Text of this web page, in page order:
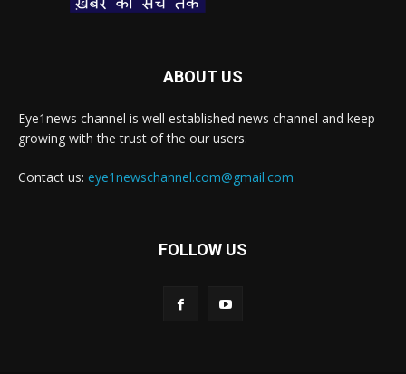
ABOUT US
Eye1news channel is well established news channel and keep
growing with the trust of the our users.
Contact us: eye1newschannel.com@gmail.com
FOLLOW US